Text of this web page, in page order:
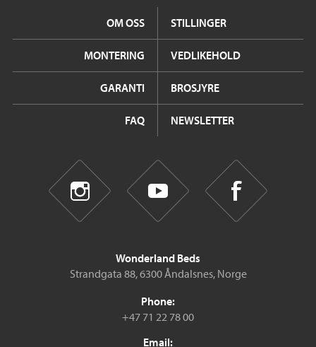
OM OSS STILLINGER
MONTERING VEDLIKEHOLD
GARANTI BROSJYRE
FAQ NEWSLETTER
Wonderland Beds
Strandgata 88, 6300 Åndalsnes, Norge
Phone:
+47 71 22 78 00
Email: